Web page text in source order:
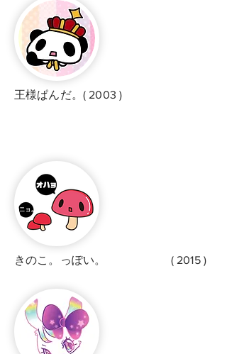
王様ぱんだ。( 2003 )
きのこ。っぽい。 ​ ( 2015 )